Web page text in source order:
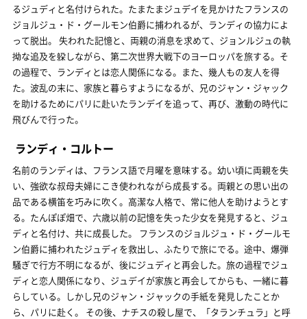
るジュディと名付けられた。たまたまジュデイを見かけたフランスの
ジョルジュ・ド・グールモン伯爵に捕われるが、ランディの協力によ
って脱出。 失われた記憶と、両親の消息を求めて、ジョンルジュの執
拗な追及を躱しながら、第二次世界大戦下のヨーロッパを旅する。そ
の過程で、ランディとは恋人関係になる。また、幾人もの友人を得
た。波乱の末に、家族と暮らすようになるが、兄のジャン・ジャック
を助けるためにパリに赴いたランデイを追って、再び、激動の時代に
飛びんで行った。
ランディ・コルトー
名前のランディは、フランス語で月曜を意味する。幼い頃に両親を失
い、強欲な叔母夫婦にこき使われながら成長する。両親との思い出の
品である横笛を巧みに吹く。高潔な人格で、常に他人を助けようとす
る。たんぽぽ畑で、六歳以前の記憶を失った少女を発見すると、ジュ
ディと名付け、共に成長した。 フランスのジョルジュ・ド・グールモ
ン伯爵に捕われたジュディを救出し、ふたりで旅にでる。途中、爆弾
騒ぎで行方不明になるが、後にジュディと再会した。旅の過程でジュ
ディと恋人関係になり、ジュデイが家族と再会してからも、一緒に暮
らしている。しかし兄のジャン・ジャックの手紙を発見したことか
ら、パリに赴く。 その後、ナチスの殺し屋で、「タランチュラ」と呼